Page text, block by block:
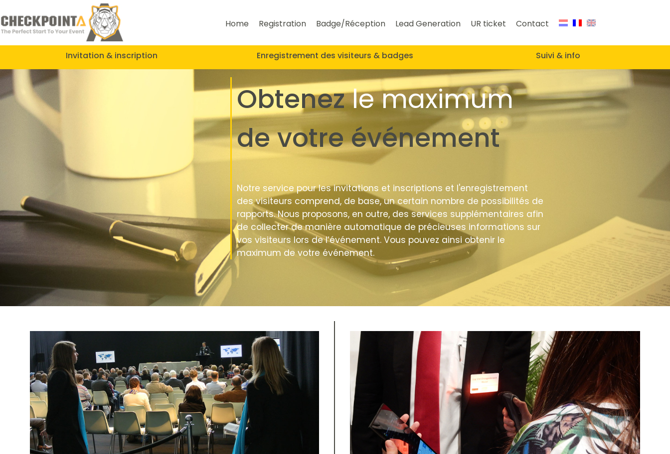
Home Registration Badge/Réception Lead Generation UR ticket Contact
Invitation & inscription Enregistrement des visiteurs & badges Suivi & info
Obtenezle maximum
de votre événement
Notre service pour les invitations et inscriptions et l'enregistrement
des visiteurs comprend, de base, un certain nombre de possibilités de
rapports. Nous proposons, en outre, des services supplémentaires afin
de collecter de manière automatique de précieuses informations sur
vos visiteurs lors de l’événement. Vous pouvez ainsi obtenir le
maximum de votre événement.